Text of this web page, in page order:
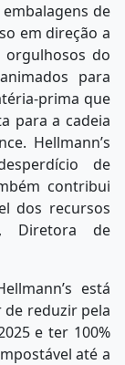
de
em direção a
orgulhosos do
para
prima que
para a cadeia
Hellmann’s
de
contribui
dos recursos
Diretora de
está
reduzir pela
e ter 100%
até a